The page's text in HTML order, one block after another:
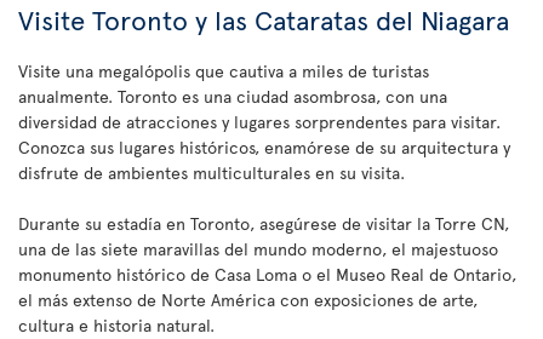
Visite Toronto y las Cataratas del Niagara
Visite una megalópolis que cautiva a miles de turistas
anualmente. Toronto es una ciudad asombrosa, con una
diversidad de atracciones y lugares sorprendentes para visitar.
Conozca sus lugares históricos, enamórese de su arquitectura y
disfrute de ambientes multiculturales en su visita.
Durante su estadía en Toronto, asegúrese de visitar la Torre CN,
una de las siete maravillas del mundo moderno, el majestuoso
monumento histórico de Casa Loma o el Museo Real de Ontario,
el más extenso de Norte América con exposiciones de arte,
cultura e historia natural.